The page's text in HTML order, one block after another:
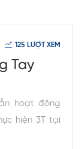
125 LƯỢT XEM
Tay
hoạt động
hiện 3T tại